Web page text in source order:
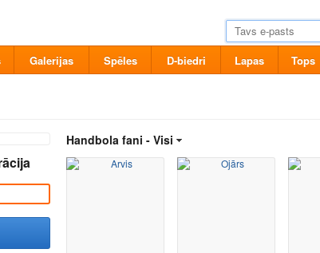
Galerijas Spēles D-biedri Lapas Tops
Handbola fani - Visi